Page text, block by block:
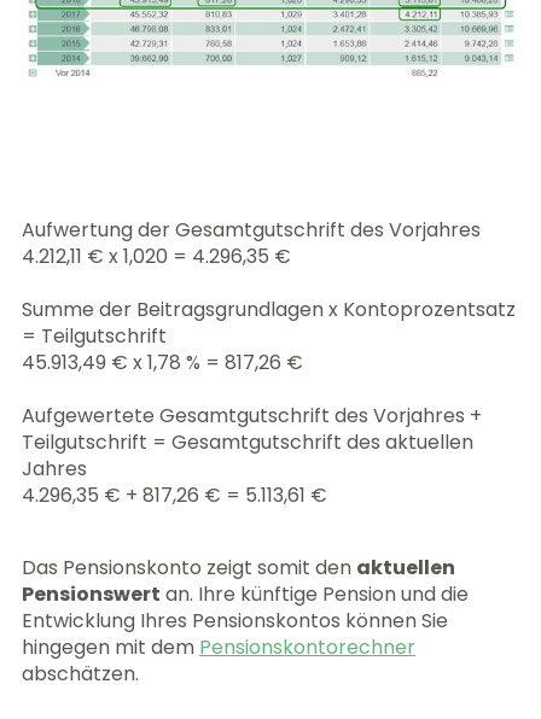
Aufwertung der Gesamtgutschrift des Vorjahres
4.212,11 € x 1,020 = 4.296,35 €
Summe der Beitragsgrundlagen x Kontoprozentsatz
= Teilgutschrift
45.913,49 € x 1,78 % = 817,26 €
Aufgewertete Gesamtgutschrift des Vorjahres +
Teilgutschrift = Gesamtgutschrift des aktuellen
Jahres
4.296,35 € + 817,26 € = 5.113,61 €
Das Pensionskonto zeigt somit den aktuellen
Pensionswert an. Ihre künftige Pension und die
Entwicklung Ihres Pensionskontos können Sie
hingegen mit dem Pensionskontorechner
abschätzen.